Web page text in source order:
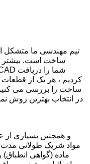
تیم مهندسی ما متشکل
کردیم ، هر یک از
ساخت را بررسی می
در انتخاب بهترین روش
مواد شریک طولانی مدت